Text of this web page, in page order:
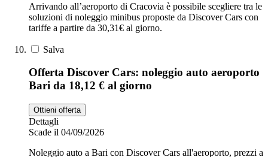
Arrivando all’aeroporto di Cracovia è possibile scegliere tra le
soluzioni di noleggio minibus proposte da Discover Cars con
tariffe a partire da 30,31€ al giorno.
Salva
Offerta Discover Cars: noleggio auto aeroporto
Bari da 18,12 € al giorno
Ottieni offerta
Dettagli
Scade il 04/09/2026
Noleggio auto a Bari con Discover Cars all'aeroporto, prezzi a